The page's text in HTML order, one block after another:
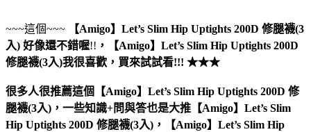
~~~這個~~~
【Amigo】Let’s Slim Hip Uptights 200D 修腿襪(3
入) 好像還不錯喔!! ，
【Amigo】Let’s Slim Hip Uptights 200D
修腿襪(3入)我很喜歡，買來試試看!!! ★★★
很多人很推薦這個【Amigo】Let’s Slim Hip Uptights 200D 修
腿襪(3入)，一些知識+問與答也是大推【Amigo】Let’s Slim
Hip Uptights 200D 修腿襪(3入)，【Amigo】Let’s Slim Hip